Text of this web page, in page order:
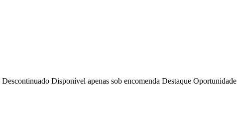
Descontinuado Disponível apenas sob encomenda Destaque Oportunidade